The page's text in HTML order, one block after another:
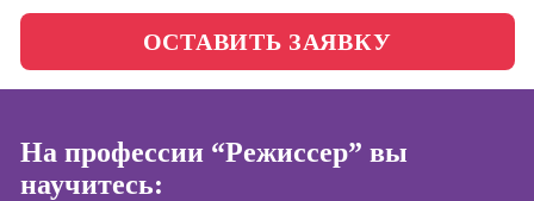
Фотошкола
Школа медиа
Онлайн-обучение
Профессия
ОСТАВИТЬ ЗАЯВКУ
На профессии “Режиссер” вы
научитесь: